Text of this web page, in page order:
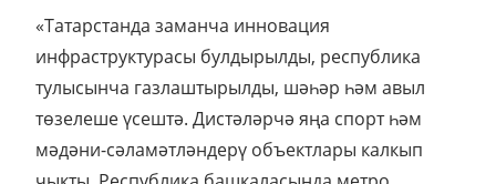
«Татарстанда заманча инновация
инфраструктурасы булдырылды, республика
тулысынча газлаштырылды, шәһәр һәм авыл
төзелеше үсештә. Дистәләрчә яңа спорт һәм
мәдәни-сәламәтләндерү объектлары калкып